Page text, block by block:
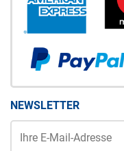
NEWSLETTER